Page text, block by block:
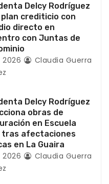
Delcy Rodríguez
crediticio con
directo en
con Juntas de
2026
Claudia Guerra
Delcy Rodríguez
obras de
en Escuela
tras afectaciones
en La Guaira
2026
Claudia Guerra